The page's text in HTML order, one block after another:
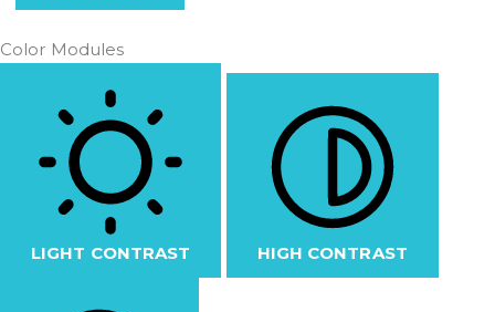
Color Modules
LIGHT CONTRAST HIGH CONTRAST